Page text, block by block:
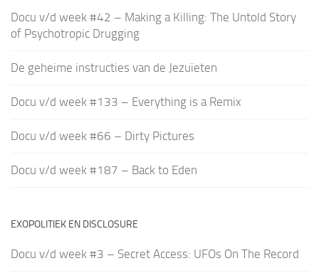
Docu v/d week #42 – Making a Killing: The Untold Story
of Psychotropic Drugging
De geheime instructies van de Jezuïeten
Docu v/d week #133 – Everything is a Remix
Docu v/d week #66 – Dirty Pictures
Docu v/d week #187 – Back to Eden
EXOPOLITIEK EN DISCLOSURE
Docu v/d week #3 – Secret Access: UFOs On The Record